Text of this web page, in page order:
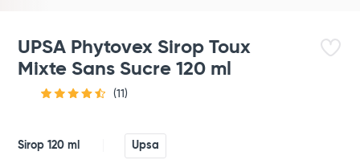
UPSA Phytovex Sirop Toux
Mixte Sans Sucre 120 ml
(11)
Sirop 120 ml Upsa